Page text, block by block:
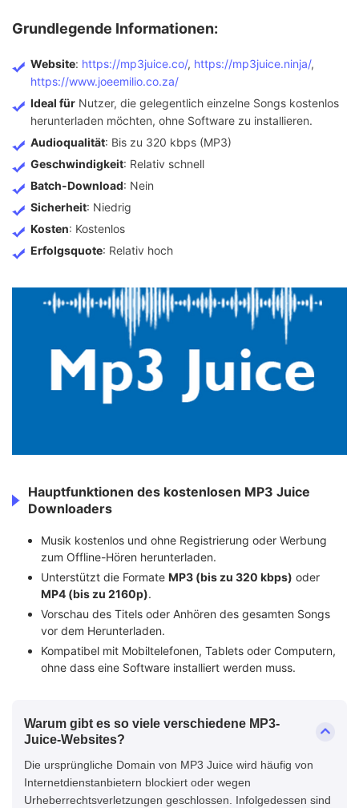
Grundlegende Informationen:
Website: https://mp3juice.co/, https://mp3juice.ninja/,
https://www.joeemilio.co.za/
Ideal für Nutzer, die gelegentlich einzelne Songs kostenlos
herunterladen möchten, ohne Software zu installieren.
Audioqualität: Bis zu 320 kbps (MP3)
Geschwindigkeit: Relativ schnell
Batch-Download: Nein
Sicherheit: Niedrig
Kosten: Kostenlos
Erfolgsquote: Relativ hoch
Hauptfunktionen des kostenlosen MP3 Juice
Downloaders
Musik kostenlos und ohne Registrierung oder Werbung
zum Offline-Hören herunterladen.
Unterstützt die Formate MP3 (bis zu 320 kbps) oder
MP4 (bis zu 2160p).
Vorschau des Titels oder Anhören des gesamten Songs
vor dem Herunterladen.
Kompatibel mit Mobiltelefonen, Tablets oder Computern,
ohne dass eine Software installiert werden muss.
Warum gibt es so viele verschiedene MP3-
Juice-Websites?
Die ursprüngliche Domain von MP3 Juice wird häufig von
Internetdienstanbietern blockiert oder wegen
Urheberrechtsverletzungen geschlossen. Infolgedessen sind